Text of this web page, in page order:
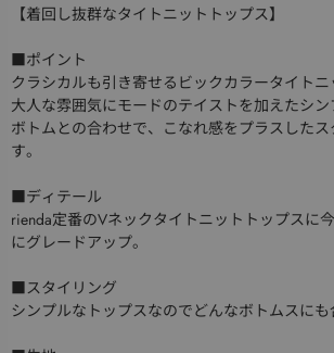
【着回し抜群なタイトニットトップス】
■ポイント
クラシカルも引き寄せるビックカラータイトニ
大人な雰囲気にモードのテイストを加えたシ
ボトムとの合わせで、こなれ感をプラスした
す。
■ディテール
rienda定番のVネックタイトニットトップスに
にグレードアップ。
■スタイリング
シンプルなトップスなのでどんなボトムスにも